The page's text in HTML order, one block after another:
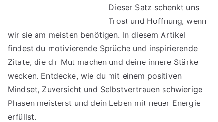
Dieser Satz schenkt uns
Trost und Hoffnung, wenn
wir sie am meisten benötigen. In diesem Artikel
findest du motivierende Sprüche und inspirierende
Zitate, die dir Mut machen und deine innere Stärke
wecken. Entdecke, wie du mit einem positiven
Mindset, Zuversicht und Selbstvertrauen schwierige
Phasen meisterst und dein Leben mit neuer Energie
erfüllst.